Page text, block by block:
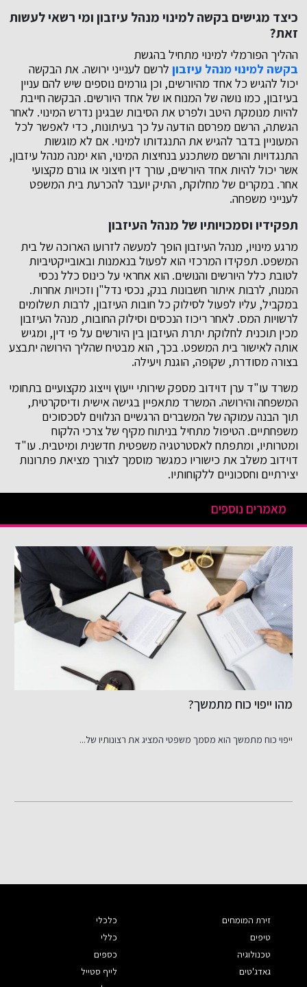
כיצד מגישים בקשה למינוי מנהל עיזבון ומי רשאי לעשות
זאת?
ההליך הפורמלי למינוי מתחיל בהגשת
בקשה למינוי מנהל עיזבוןלרשם לענייני ירושה. את הבקשה
יכול להגיש כל אחד מהיורשים, וכן גורמים נוספים שיש להם עניין
בעיזבון, כמו נושה של המנוח או של אחד היורשים. הבקשה חייבת
להיות מנומקת היטב ולפרט את הסיבות שבגינן נדרש המינוי. לאחר
הגשתה, הרשם מפרסם הודעה על כך בעיתונות, כדי לאפשר לכל
המעוניין בדבר להגיש את התנגדותו למינוי. אם לא מוגשות
התנגדויות והרשם משתכנע בנחיצות המינוי, הוא ימנה מנהל עיזבון,
אשר יכול להיות אחד היורשים, עורך דין חיצוני או גורם מקצועי
אחר. במקרים של מחלוקת, התיק יועבר להכרעת בית המשפט
לענייני משפחה.
תפקידיו וסמכויותיו של מנהל העיזבון
מרגע מינויו, מנהל העיזבון הופך למעשה לזרועו הארוכה של בית
המשפט. תפקידו המרכזי הוא לפעול בנאמנות ובאובייקטיביות
לטובת כלל היורשים והנושים. הוא אחראי על כינוס כלל נכסי
המנוח, לרבות איתור חשבונות בנק, נכסי נדל"ן וזכויות אחרות.
במקביל, עליו לפעול לסילוק כל חובות העיזבון, לרבות תשלומים
לרשויות המס. לאחר ריכוז הנכסים וסילוק החובות, מנהל העיזבון
מכין תוכנית לחלוקת יתרת העיזבון בין היורשים על פי דין, ומגיש
אותה לאישור בית המשפט. בכך, הוא מבטיח שהליך הירושה יתבצע
בצורה מסודרת, שקופה, הוגנת ויעילה.
משרד עו"ד ערן דוידוב מספק שירותי ייעוץ וייצוג מקצועיים בתחומי
המשפחה והירושה. המשרד מתאפיין בגישה אישית ודיסקרטית,
תוך הבנה עמוקה של המשברים הרגשיים הנלווים לסכסוכים
משפחתיים. הטיפול מתחיל בניתוח מקיף של צרכי הלקוח
ומטרותיו, ומתפתח לאסטרטגיה משפטית חדשנית ומיטבית. עו"ד
דוידוב משלב את כישוריו כמגשר מוסמך לצורך מציאת פתרונות
יצירתיים וחסכוניים ללקוחותיו.
מאמרים נוספים
מהו ייפוי כוח מתמשך?
ייפוי כוח מתמשך הוא מסמך משפטי המציג את רצונותיו של...
זירת המומחים
טיפים
טכנולוגיה
גאדג'טים
כלכלי
כללי
כספים
לייף סטייל